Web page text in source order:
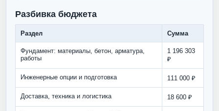
Разбивка бюджета
Раздел Сумма
Фундамент: материалы, бетон, арматура,
работы
1 196 303
₽
Инженерные опции и подготовка 111 000 ₽
Доставка, техника и логистика 18 600 ₽